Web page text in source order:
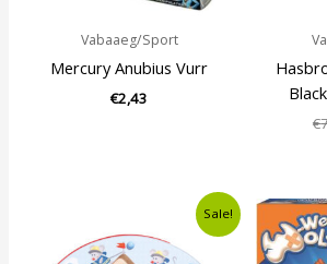
Vabaaeg/Sport
Mercury Anubius Vurr
€2,43
€
Sale!
oli:
Current
price
is: